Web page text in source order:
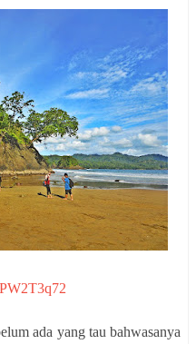
ada yang tau bahwasanya